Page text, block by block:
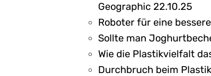
Geographic 22.10.25
Roboter für eine
Sollte man
Wie die Plastikvielfalt
Durchbruch beim